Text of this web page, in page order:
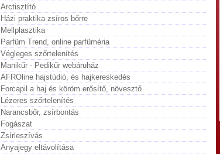
Arctisztító
Házi praktika zsíros bőrre
Mellplasztika
Parfüm Trend, online parfüméria
Végleges szőrtelenítés
Manikűr - Pedikűr webáruház
AFROline hajstúdió, és hajkereskedés
Forcapil a haj és köröm erősítő, növesztő
Lézeres szőrtelenítés
Narancsbőr, zsírbontás
Fogászat
Zsírleszívás
Anyajegy eltávolítása